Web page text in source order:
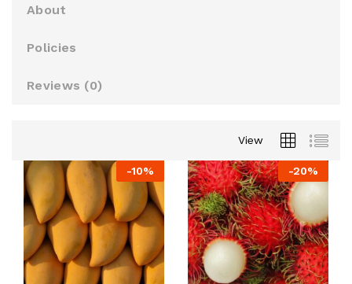
About
Policies
Reviews (0)
View
-10% -20%